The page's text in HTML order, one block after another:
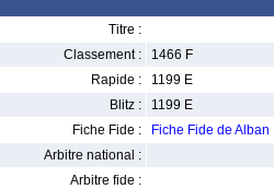
Titre :
Classement :
1466 F
Rapide :
1199 E
Blitz :
1199 E
Fiche Fide :
Fiche Fide de
Arbitre national :
Arbitre fide :